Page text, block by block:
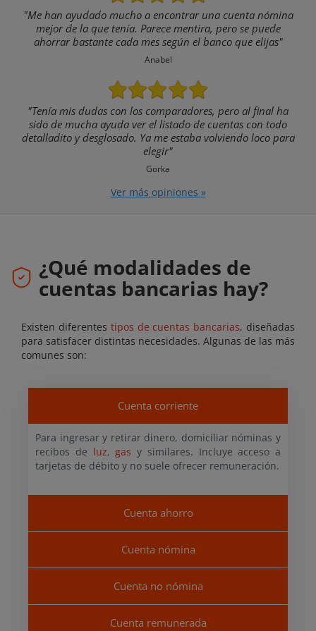
"Me han ayudado mucho a encontrar una cuenta nómina
mejor de la que tenía. Parece mentira, pero se puede
ahorrar bastante cada mes según el banco que elijas"
Anabel
"Tenía mis dudas con los comparadores, pero al final ha
sido de mucha ayuda ver el listado de cuentas con todo
detalladito y desglosado. Ya me estaba volviendo loco para
elegir"
Gorka
Ver más opiniones »
¿Qué modalidades de
cuentas bancarias hay?
Existen diferentes tipos de cuentas bancarias, diseñadas
para satisfacer distintas necesidades. Algunas de las más
comunes son:
Cuenta corriente
Para ingresar y retirar dinero, domiciliar nóminas y
recibos de luz, gas y similares. Incluye acceso a
tarjetas de débito y no suele ofrecer remuneración.
Cuenta ahorro
Cuenta nómina
Cuenta no nómina
Cuenta remunerada